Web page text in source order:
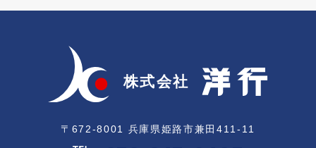
〒672-8001 兵庫県姫路市兼田411-11